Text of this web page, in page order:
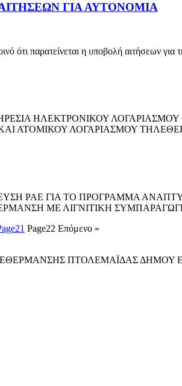
ΓΙΑ ΑΥΤΟΝΟΜΙΑ
ότι παρατείνεται η υποβολή αιτήσεων
ΗΛΕΚΤΡΟΝΙΚΟΥ
ΑΤΟΜΙΚΟΥ ΛΟΓΑΡΙΑΣΜΟΥ
ΡΑΕ ΓΙΑ ΤΟ ΠΡΟΓΡΑΜΜΑ
ΜΕ ΛΙΓΝΙΤΙΚΗ
21 Page22 Επόμενο »
ΠΤΟΛΕΜΑΪΔΑΣ ΔΗΜΟΥ